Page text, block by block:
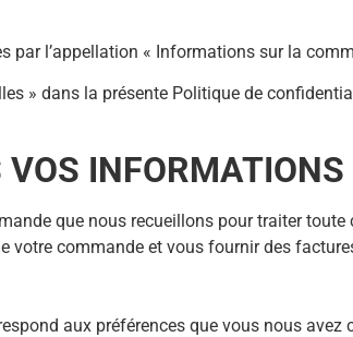
l’appellation « Informations sur la
» dans la présente Politique de
INFORMATIONS
que nous recueillons pour traiter
votre commande et vous fournir des
aux préférences que vous nous